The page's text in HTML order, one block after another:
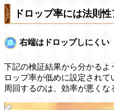
ドロップ率には法則性
右端はドロップしにくい
下記の検証結果から分かるよ
ロップ率が低めに設定され
周回するのは、効率が悪くな